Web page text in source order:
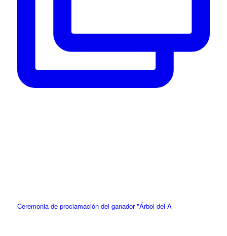
Ceremonia de proclamación del ganador "Árbol del A